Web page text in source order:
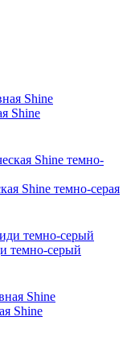
Shine
Shine темно-серая
темно-серый
Shine